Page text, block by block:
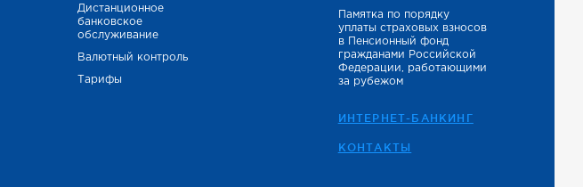
Дистанционное
банковское
обслуживание
Валютный контроль
Тарифы
Памятка по порядку
уплаты страховых взносов
в Пенсионный фонд
гражданами Российской
Федерации, работающими
за рубежом
ИНТЕРНЕТ-БАНКИНГ
КОНТАКТЫ